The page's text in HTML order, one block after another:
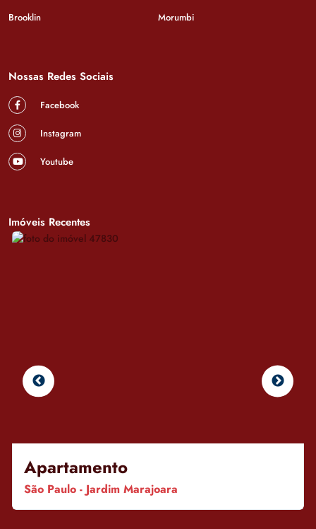
Brooklin
Morumbi
Nossas Redes Sociais
Facebook
Instagram
Youtube
Imóveis Recentes
Apartamento
São Paulo - Jardim Marajoara